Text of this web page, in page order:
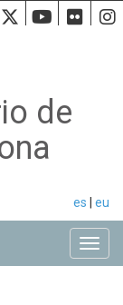
Twiiter
de
es eu